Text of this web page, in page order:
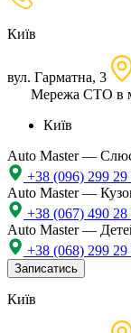
Київ
вул. Гарматна, 3
Мережа СТО в
Київ
Auto Master —
+38 (096) 299 29
Auto Master —
+38 (067) 490 28
Auto Master —
+38 (068) 299 29
Записатись
Київ